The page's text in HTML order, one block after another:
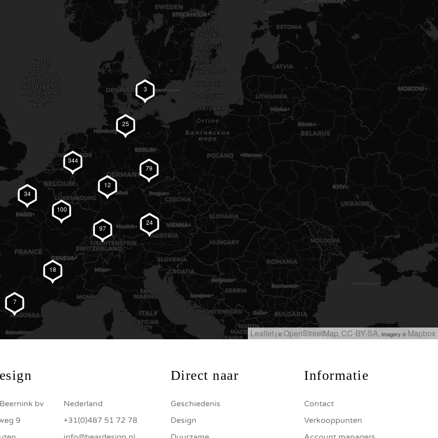
3
7
18
25
79
12
34
100
24
97
344
Leaflet | ©OpenStreetMap CC-BY-SA , Imagery © Mapbox
#BearDesign op Instagram
bv
9
Nederland
+31(0)487 51 72 78
Direct naar
Geschiedenis
Design
Informatie
Contact
Verkooppunten